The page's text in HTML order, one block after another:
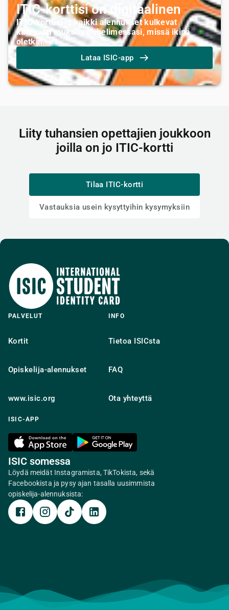
ITIC-korttisi on digitaalinen
ITIC-korttisi ja kaikki alennukset kulkevat
kätevästi mukana puhelimessasi, missä ikinä
oletkin.
Lataa ISIC-app
Liity tuhansien opettajien joukkoon
joilla on jo ITIC-kortti
Tilaa ITIC-kortti
Vastauksia usein kysyttyihin kysymyksiin
PALVELUT
Kortit
Opiskelija-alennukset
www.isic.org
INFO
Tietoa ISICsta
FAQ
Ota yhteyttä
ISIC-APP
ISIC somessa
Löydä meidät Instagramista, TikTokista, sekä
Facebookista ja pysy ajan tasalla uusimmista
opiskelija-alennuksista: